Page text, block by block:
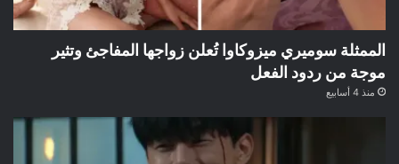
الممثلة سوميري ميزوكاوا تُعلن زواجها المفاجئ وتثير
موجة من ردود الفعل
منذ 4 أسابيع